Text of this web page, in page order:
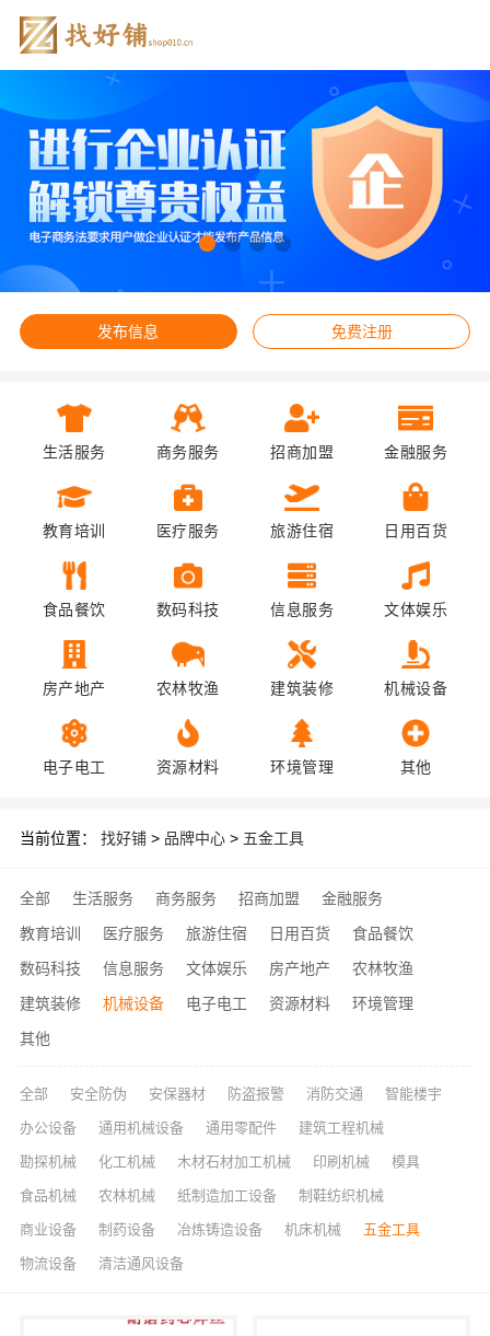
发布信息 免费注册
生活服务 商务服务 招商加盟 金融服务
教育培训 医疗服务 旅游住宿 日用百货
食品餐饮 数码科技 信息服务 文体娱乐
房产地产 农林牧渔 建筑装修 机械设备
电子电工 资源材料 环境管理 其他
当前位置： 找好铺 > 品牌中心 > 五金工具
全部 生活服务 商务服务 招商加盟
金融服务
教育培训
医疗服务 旅游住宿 日用百货
食品餐饮
数码科技
信息服务 文体娱乐 房产地产
农林牧渔
建筑装修
机械设备 电子电工 资源材料
环境管理
其他
全部 安全防伪 安保器材 防盗报警 消防交通 智能楼宇
办公设备 通用机械设备 通用零配件 建筑工程机械
勘探机械 化工机械 木材石材加工机械 印刷机械 模具
食品机械 农林机械 纸制造加工设备 制鞋纺织机械
商业设备 制药设备 冶炼铸造设备 机床机械 五金工具
物流设备 清洁通风设备